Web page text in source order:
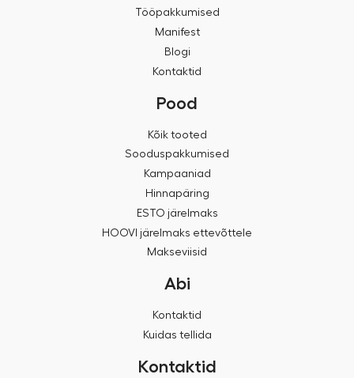
Tööpakkumised
Manifest
Blogi
Kontaktid
Pood
Kõik tooted
Sooduspakkumised
Kampaaniad
Hinnapäring
ESTO järelmaks
HOOVI järelmaks ettevõttele
Makseviisid
Abi
Kontaktid
Kuidas tellida
Kontaktid